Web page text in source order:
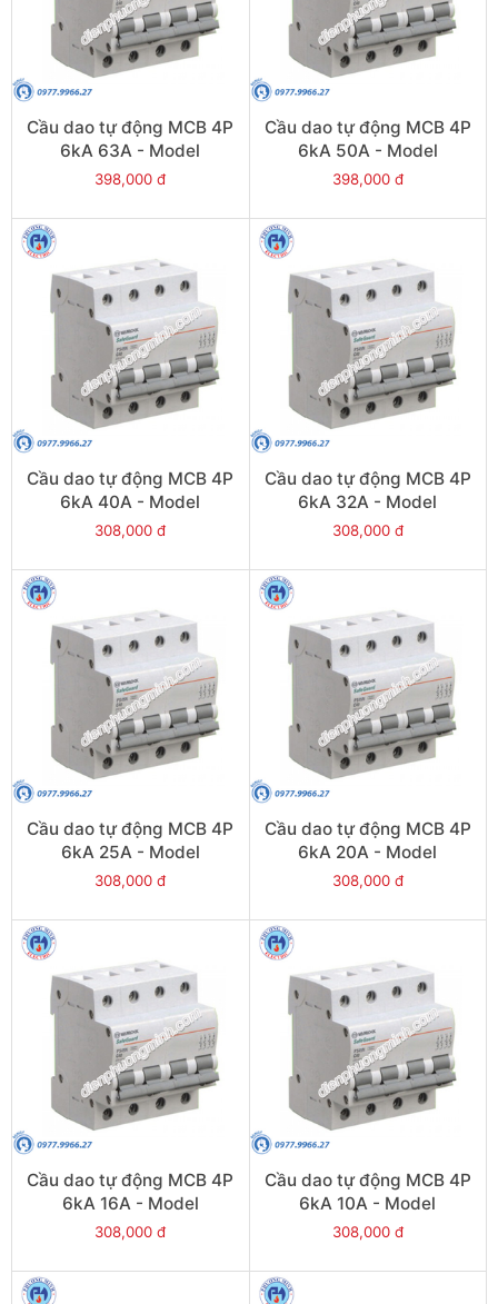
Cầu dao tự động MCB 4P
6kA 63A - Model
PS45S/C4063
398,000 đ
Cầu dao tự động MCB 4P
6kA 50A - Model
PS45S/C4050
398,000 đ
Cầu dao tự động MCB 4P
6kA 40A - Model
PS45S/C4040
308,000 đ
Cầu dao tự động MCB 4P
6kA 32A - Model
PS45S/C4032
308,000 đ
Cầu dao tự động MCB 4P
6kA 25A - Model
PS45S/C4025
308,000 đ
Cầu dao tự động MCB 4P
6kA 20A - Model
PS45S/C4020
308,000 đ
Cầu dao tự động MCB 4P
6kA 16A - Model
PS45S/C4016
308,000 đ
Cầu dao tự động MCB 4P
6kA 10A - Model
PS45S/C4010
308,000 đ